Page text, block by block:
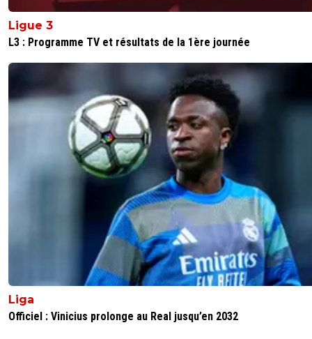
Ligue 3
L3 : Programme TV et résultats de la 1ère journée
Liga
Officiel : Vinicius prolonge au Real jusqu’en 2032